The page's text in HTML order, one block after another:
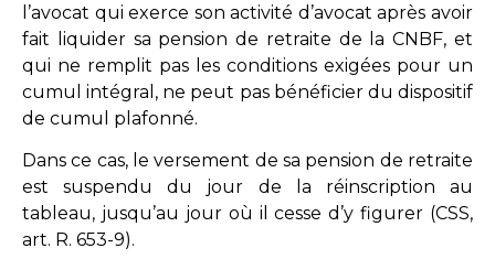
l’avocat qui exerce son activité d’avocat après avoir
fait liquider sa pension de retraite de la CNBF, et
qui ne remplit pas les conditions exigées pour un
cumul intégral, ne peut pas bénéficier du dispositif
de cumul plafonné.
Dans ce cas, le versement de sa pension de retraite
est suspendu du jour de la réinscription au
tableau, jusqu’au jour où il cesse d’y figurer (CSS,
art. R. 653-9).